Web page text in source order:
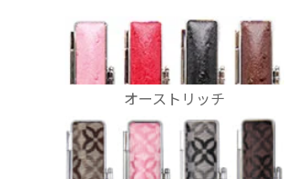
オーストリッチ